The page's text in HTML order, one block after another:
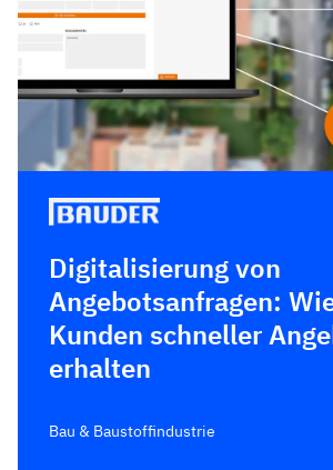
Digitalisierung von
Angebotsanfragen:
Kunden schneller
erhalten
Bau & Baustoffindustrie